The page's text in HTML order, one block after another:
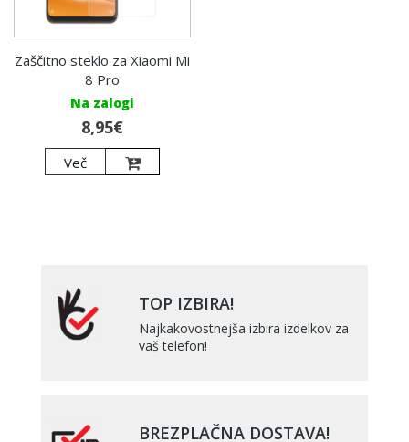
Zaščitno steklo za Xiaomi Mi
8 Pro
Na zalogi
8,95€
Več
TOP IZBIRA!
Najkakovostnejša izbira izdelkov za
vaš telefon!
BREZPLAČNA DOSTAVA!